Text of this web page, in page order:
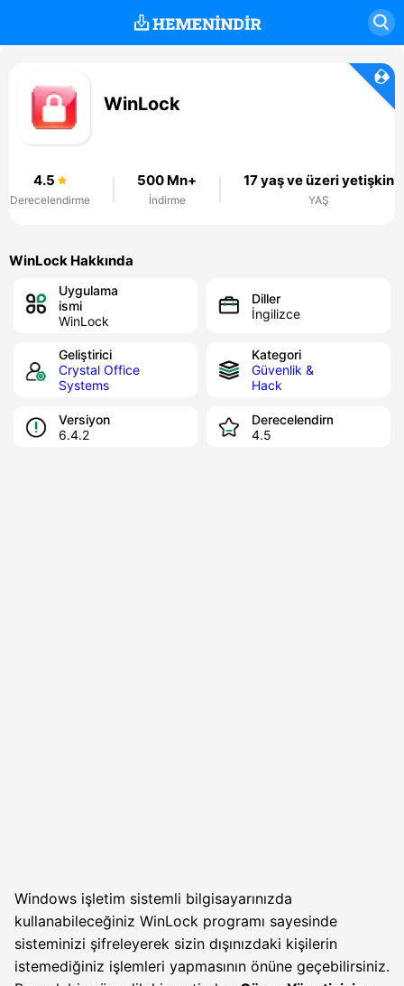
WinLock
4.5
Derecelendirme
500 Mn+
İndirme
17 yaş ve üzeri yetişkin
YAŞ
WinLock Hakkında
Uygulama
ismi
WinLock
Diller
İngilizce
Geliştirici
Crystal Office
Systems
Kategori
Güvenlik &
Hack
Versiyon
6.4.2
Derecelendirme
4.5
Windows işletim sistemli bilgisayarınızda
kullanabileceğiniz WinLock programı sayesinde
sisteminizi şifreleyerek sizin dışınızdaki kişilerin
istemediğiniz işlemleri yapmasının önüne geçebilirsiniz.